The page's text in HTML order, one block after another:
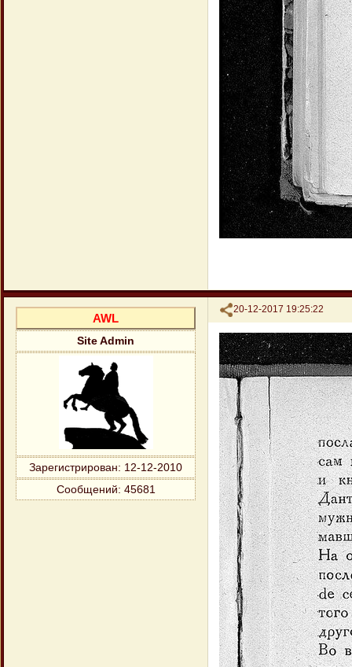
Поделиться
20-12-2017 19:25:22
AWL
Site Admin
Зарегистрирован: 12-12-2010
Сообщений: 45681